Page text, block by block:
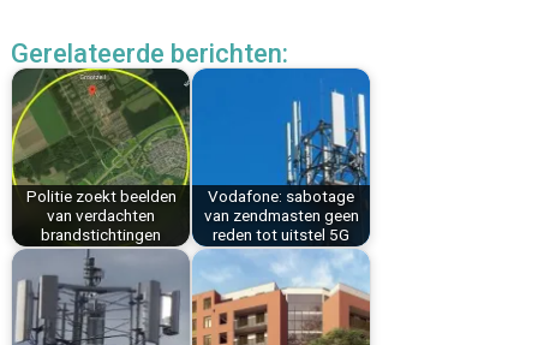
e
b
o
k
t
e
r
e
s
t
k
e
d
I
n
i
t
e
Gerelateerde berichten:
Politie zoekt beelden
van verdachten
brandstichtingen
Vodafone: sabotage
van zendmasten geen
reden tot uitstel 5G